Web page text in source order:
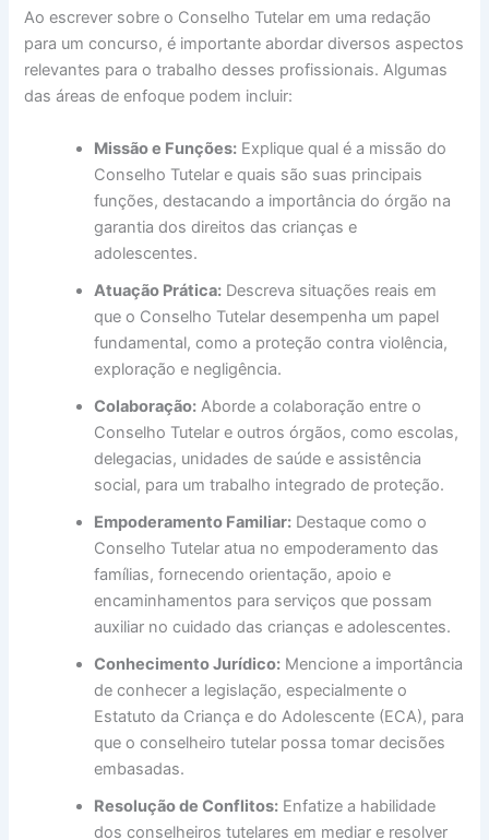
Ao escrever sobre o Conselho Tutelar em uma redação
para um concurso, é importante abordar diversos aspectos
relevantes para o trabalho desses profissionais. Algumas
das áreas de enfoque podem incluir:
Missão e Funções: Explique qual é a missão do
Conselho Tutelar e quais são suas principais
funções, destacando a importância do órgão na
garantia dos direitos das crianças e
adolescentes.
Atuação Prática: Descreva situações reais em
que o Conselho Tutelar desempenha um papel
fundamental, como a proteção contra violência,
exploração e negligência.
Colaboração: Aborde a colaboração entre o
Conselho Tutelar e outros órgãos, como escolas,
delegacias, unidades de saúde e assistência
social, para um trabalho integrado de proteção.
Empoderamento Familiar: Destaque como o
Conselho Tutelar atua no empoderamento das
famílias, fornecendo orientação, apoio e
encaminhamentos para serviços que possam
auxiliar no cuidado das crianças e adolescentes.
Conhecimento Jurídico: Mencione a importância
de conhecer a legislação, especialmente o
Estatuto da Criança e do Adolescente (ECA), para
que o conselheiro tutelar possa tomar decisões
embasadas.
Resolução de Conflitos: Enfatize a habilidade
dos conselheiros tutelares em mediar e resolver